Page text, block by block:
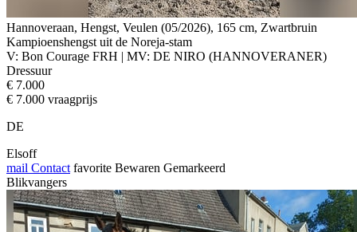
Hannoveraan, Hengst, Veulen (05/2026), 165 cm, Zwartbruin
Kampioenshengst uit de Noreja-stam
V: Bon Courage FRH | MV: DE NIRO (HANNOVERANER)
Dressuur
€ 7.000
€ 7.000 vraagprijs
DE
Elsoff
mail Contact favorite Bewaren Gemarkeerd
Blikvangers